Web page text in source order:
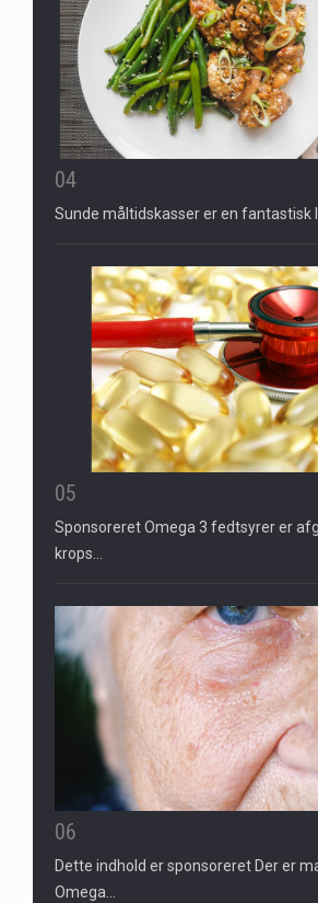
04
Sunde måltidskasser er en fantastisk
05
Sponsoreret Omega 3 fedtsyrer er
krops…
06
Dette indhold er sponsoreret Der er
Omega…